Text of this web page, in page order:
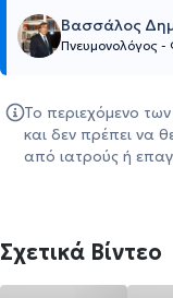
Βασσάλος
Πνευμονολόγος -
Το περιεχόμενο
και δεν πρέπει να
από ιατρούς ή
Σχετικά Βίντεο